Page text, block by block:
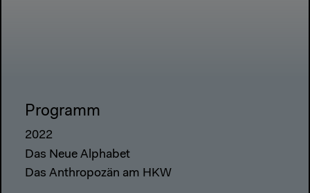
Programm
2022
Das Neue Alphabet
Das Anthropozän am HKW